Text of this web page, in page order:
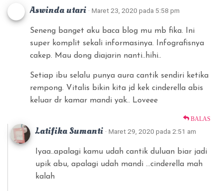
Aswinda utari · Maret 23, 2020 pada 5:58 pm
Seneng banget aku baca blog mu mb fika. Ini
super komplit sekali informasinya. Infografisnya
cakep. Mau dong diajarin nanti..hihi..
Setiap ibu selalu punya aura cantik sendiri ketika
rempong. Vitalis bikin kita jd kek cinderella abis
keluar dr kamar mandi yak.. Loveee
BALAS
Latifika Sumanti · Maret 29, 2020 pada 2:51 am
Iyaa..apalagi kamu udah cantik duluan biar jadi
upik abu, apalagi udah mandi …cinderella mah
kalah